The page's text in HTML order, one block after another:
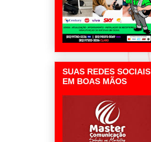
SUAS REDES SOCIAIS
EM BOAS MÃOS